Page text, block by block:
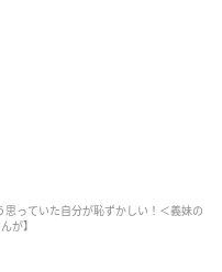
思っていた自分が恥ずかしい！＜義妹の
が】